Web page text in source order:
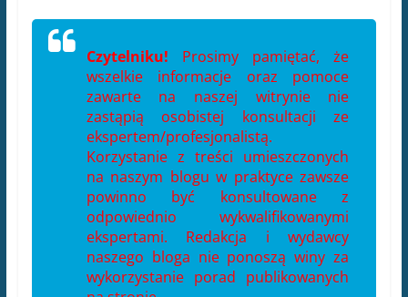
Czytelniku! Prosimy pamiętać, że
wszelkie informacje oraz pomoce
zawarte na naszej witrynie nie
zastąpią osobistej konsultacji ze
ekspertem/profesjonalistą.
Korzystanie z treści umieszczonych
na naszym blogu w praktyce zawsze
powinno być konsultowane z
odpowiednio wykwalifikowanymi
ekspertami. Redakcja i wydawcy
naszego bloga nie ponoszą winy za
wykorzystanie porad publikowanych